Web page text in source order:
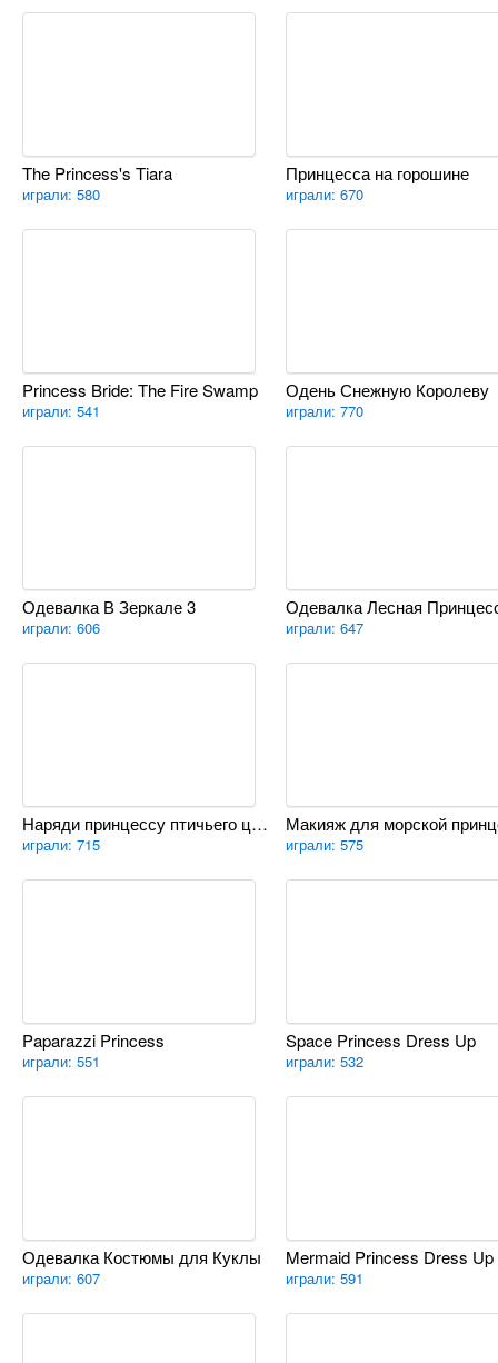
The Princess's Tiara
играли: 580
Принцесса на горошине
играли: 670
Princess Bride: The Fire Swamp
играли: 541
Одень Снежную Королеву
играли: 770
Одевалка В Зеркале 3
играли: 606
Одевалка Лесная
играли: 647
Наряди принцессу птичьего царства
играли: 715 играли: 575
Paparazzi Princess
играли: 551
Space Princess Dress Up
играли: 532
Одевалка Костюмы для Куклы
играли: 607
Mermaid Princess Dress Up
играли: 591